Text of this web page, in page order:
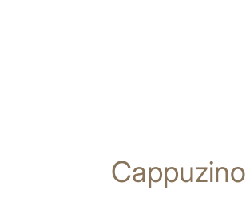
Cappuzino